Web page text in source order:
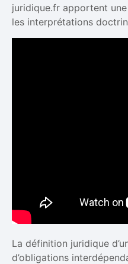
juridique.fr apportent
les interprétations
La définition juridique
d’obligations